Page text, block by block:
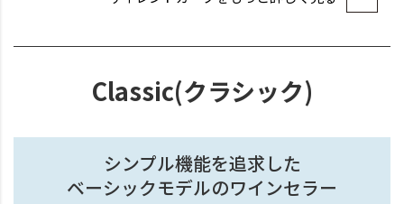
Classic(クラシック)
シンプル機能を追求した
ベーシックモデルのワインセラー